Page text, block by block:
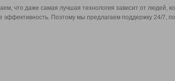
что даже самая лучшая технология зависит от людей,
эффективность. Поэтому мы предлагаем поддержку 24/7,